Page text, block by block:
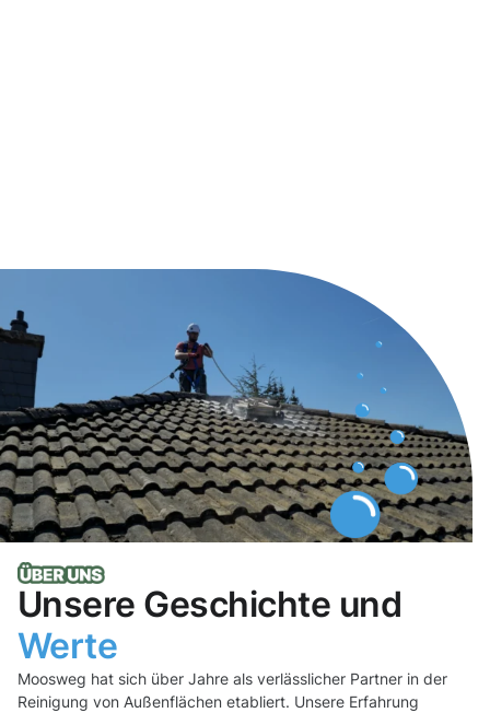
Unsere Geschichte und
Werte
Moosweg hat sich über Jahre als verlässlicher Partner in der
Reinigung von Außenflächen etabliert. Unsere Erfahrung